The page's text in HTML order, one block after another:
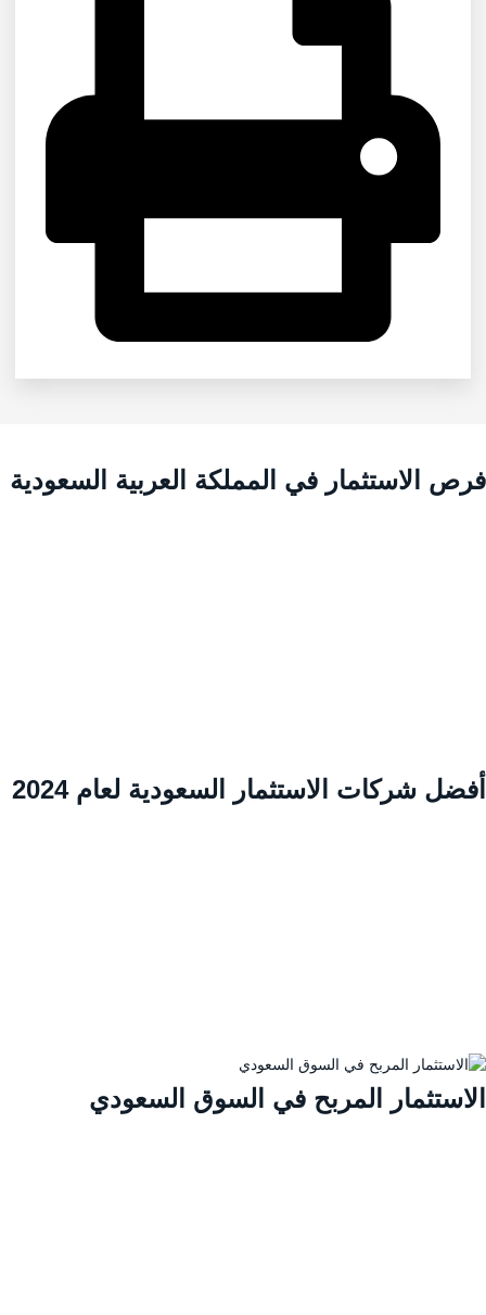
الاستثمار في المملكة العربية السعودية
شركات الاستثمار السعودية لعام 2024
المربح في السوق السعودي